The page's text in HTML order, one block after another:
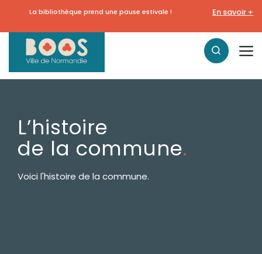
La bibliothèque prend une pause estivale ! En savoir +
L’histoire
de la commune.
Voici l'histoire de la commune.